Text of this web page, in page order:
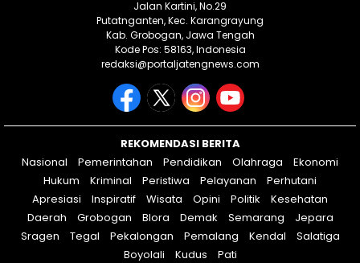
Jalan Kartini, No.29
Putatnganten, Kec. Karangrayung
Kab. Grobogan, Jawa Tengah
Kode Pos: 58163, Indonesia
redaksi@portaljatengnews.com
REKOMENDASI BERITA
Nasional
Pemerintahan Pendidikan Olahraga
Ekonomi
Hukum
Kriminal Peristiwa Pelayanan
Perhutani
Apresiasi
Inspiratif Wisata Opini Politik
Kesehatan
Daerah
Grobogan Blora Demak Semarang
Jepara
Sragen
Tegal Pekalongan Pemalang Kendal
Salatiga
Boyolali
Kudus Pati